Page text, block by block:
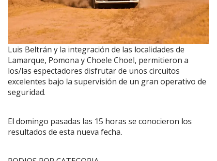
Luis Beltrán y la integración de las localidades de
Lamarque, Pomona y Choele Choel, permitieron a
los/las espectadores disfrutar de unos circuitos
excelentes bajo la supervisión de un gran operativo de
seguridad.
El domingo pasadas las 15 horas se conocieron los
resultados de esta nueva fecha.